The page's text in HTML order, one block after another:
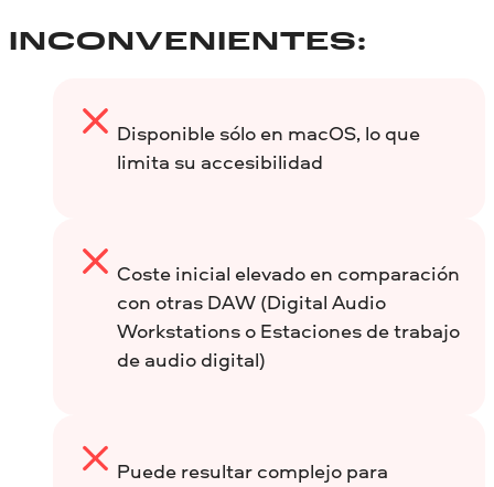
INCONVENIENTES:
Disponible sólo en macOS, lo que
limita su accesibilidad
Coste inicial elevado en comparación
con otras DAW (Digital Audio
Workstations o Estaciones de trabajo
de audio digital)
Puede resultar complejo para